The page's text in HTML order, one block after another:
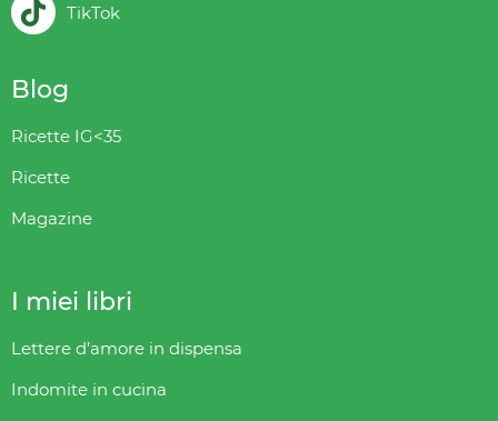
TikTok
Blog
Ricette IG<35
Ricette
Magazine
I miei libri
Lettere d’amore in dispensa
Indomite in cucina